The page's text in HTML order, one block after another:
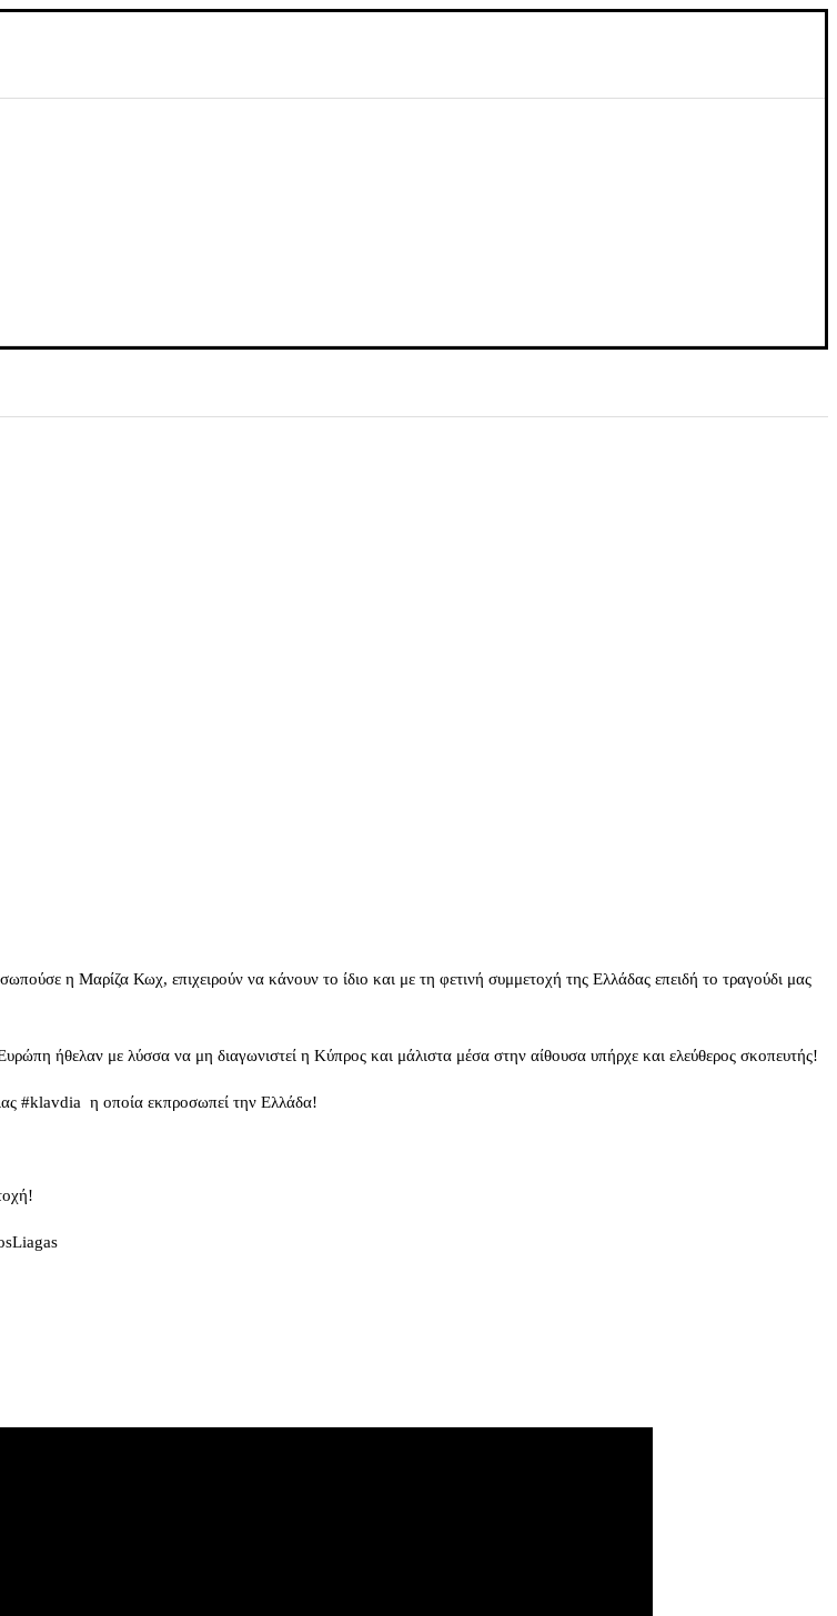
η Μαρίζα Κωχ, επιχειρούν να κάνουν το ίδιο και με τη φετινή συμμετοχή της Ελλάδας επειδή το τραγούδι μας
ήθελαν με λύσσα να μη διαγωνιστεί η Κύπρος και μάλιστα μέσα στην αίθουσα υπήρχε και ελεύθερος σκοπευτής!
#klavdia η οποία εκπροσωπεί την Ελλάδα!